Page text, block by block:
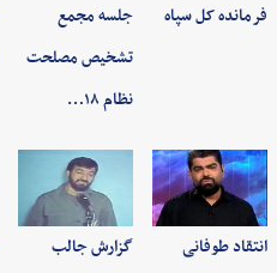
فرمانده کل سپاه
جلسه مجمع
تشخیص مصلحت
نظام ۱۸…
انتقاد طوفانی گزارش جالب